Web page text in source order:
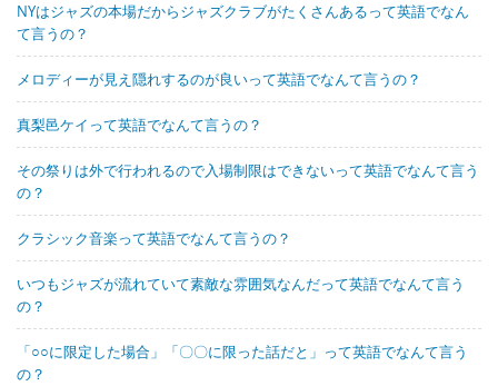
NYはジャズの本場だからジャズクラブがたくさんあるって英語でなん
て言うの？
メロディーが見え隠れするのが良いって英語でなんて言うの？
真梨邑ケイって英語でなんて言うの？
その祭りは外で行われるので入場制限はできないって英語でなんて言う
の？
クラシック音楽って英語でなんて言うの？
いつもジャズが流れていて素敵な雰囲気なんだって英語でなんて言う
の？
「○○に限定した場合」「〇〇に限った話だと」って英語でなんて言う
の？